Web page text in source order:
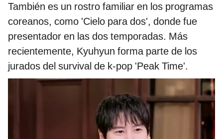
También es un rostro familiar en los programas
coreanos, como 'Cielo para dos', donde fue
presentador en las dos temporadas. Más
recientemente, Kyuhyun forma parte de los
jurados del survival de k-pop 'Peak Time'.